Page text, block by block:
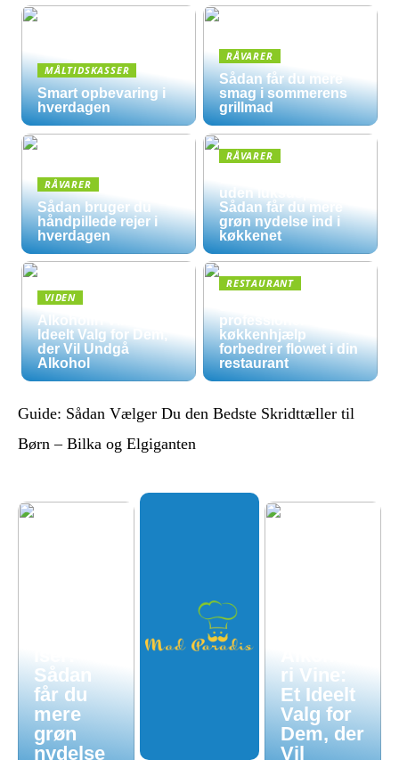
MÅLTIDSKASSER
Smart opbevaring i
hverdagen
RÅVARER
Sådan får du mere
smag i sommerens
grillmad
RÅVARER
Sådan bruger du
håndpillede rejer i
hverdagen
RÅVARER
uden luksuspriser:
Sådan får du mere
grøn nydelse ind i
køkkenet
VIDEN
Alkoholfri Vine: Et
Ideelt Valg for Dem,
der Vil Undgå
Alkohol
RESTAURANT
professionel
køkkenhjælp
forbedrer flowet i din
restaurant
Guide: Sådan Vælger Du den Bedste Skridttæller til
Børn – Bilka og Elgiganten
Sådan
får du
mere
grøn
nydelse
ri Vine:
Et Ideelt
Valg for
Dem, der
Vil